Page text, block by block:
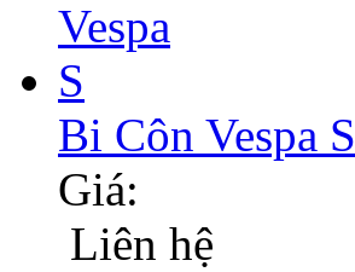
Bi Côn Vespa S
Giá:
Liên hệ